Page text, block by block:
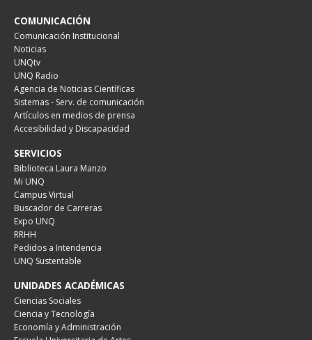
COMUNICACIÓN
Comunicación Institucional
Noticias
UNQtv
UNQ Radio
Agencia de Noticias Científicas
Sistemas - Serv. de comunicación
Artículos en medios de prensa
Accesibilidad y Discapacidad
SERVICIOS
Biblioteca Laura Manzo
Mi UNQ
Campus Virtual
Buscador de Carreras
Expo UNQ
RRHH
Pedidos a Intendencia
UNQ Sustentable
UNIDADES ACADÉMICAS
Ciencias Sociales
Ciencia y Tecnología
Economía y Administración